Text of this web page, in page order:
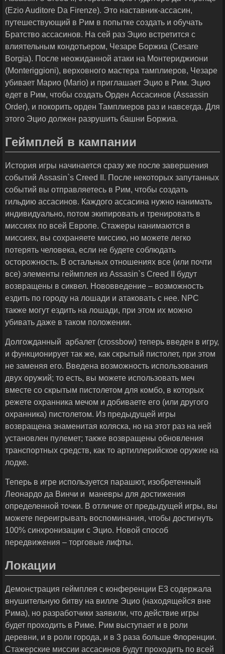
(Ezio Auditore Da Firenze). Это наставник-ассасин,
путешествующий в Рим в попытке создать и обучать
Братство ассасинов. На сей раз Эцио встретится с
влиятельным кондотьером, Чезаре Боржиа (Cesare
Borgia). После неожиданной атаки на Монтериджиони
(Monteriggioni), верховного мастера тамплиеров, Чезаре
убивает Марио (Mario) и приглашает Эцио в Рим. Эцио
едет в Рим, чтобы создать Орден Ассасинов (Assassin
Order), и покорить орден Тамплиеров раз и навсегда. Для
этого Эцио должен разрушить башни Боржиа.
Геймплей в кампании
История игры начинается сразу же после завершения
событий Assasin`s Creed II. После некоторых запутанных
событий вы отправляетесь в Рим, чтобы создать
гильдию ассасинов. Каждого ассасина нужно нанимать
индивидуально, потом экипировать и тренировать в
миссиях по всей Европе. Стажеры нанимаются в
миссиях, вы сохраняете миссию, но можете легко
потерять человека, если не будете соблюдать
осторожность. В остальных отношениях все (или почти
все) элементы геймплея из Assasin`s Creed II будут
возвращены в сиквел. Нововведение – возможность
ездить по городу на лошади и атаковать с нее. NPC
также могут ездить на лошади, при этом их можно
убивать даже в таком положении.
Долгожданный арбалет (crossbow) теперь введен в игру,
и функционирует так же, как скрытый пистолет, при этом
не заменяя его. Введена возможность использования
двух оружий; то есть, вы можете использовать меч
вместе со скрытым пистолетом для комбо, в которых
режете охранника мечом и добиваете его (или другого
охранника) пистолетом. Из предыдущей игры
возвращена знаменитая коляска, но на этот раз на ней
установлен пулемет; также возвращены обновления
транспортных средств, как то артиллерийское оружие на
лодке.
Теперь в игре используется парашют, изобретенный
Леонардо да Винчи и маневры для достижения
определенной точки. В отличие от предыдущей игры, вы
можете переигрывать воспоминания, чтобы достигнуть
100% синхронизации с Эцио. Новой способ
передвижения – торговые лифты.
Локации
Демонстрация геймплея с конференции E3 содержала
внушительную битву на вилле Эцио (находящейся вне
Рима), но разработчики заявили, что действие игры
будет проходить в Риме. Рим выступает и в роли
деревни, и в роли города, и в 3 раза больше Флоренции.
Стажерские миссии ассасинов будут проходить по всей